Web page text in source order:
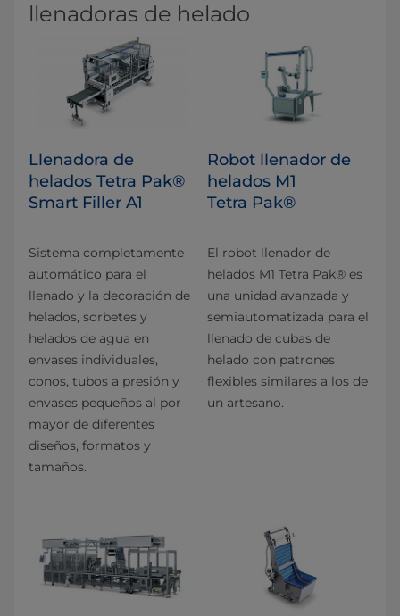
llenadoras de helado
Llenadora de
helados Tetra Pak®
Smart Filler A1
Sistema completamente
automático para el
llenado y la decoración de
helados, sorbetes y
helados de agua en
envases individuales,
conos, tubos a presión y
envases pequeños al por
mayor de diferentes
diseños, formatos y
tamaños.
Robot llenador de
helados M1
Tetra Pak®
El robot llenador de
helados M1 Tetra Pak® es
una unidad avanzada y
semiautomatizada para el
llenado de cubas de
helado con patrones
flexibles similares a los de
un artesano.